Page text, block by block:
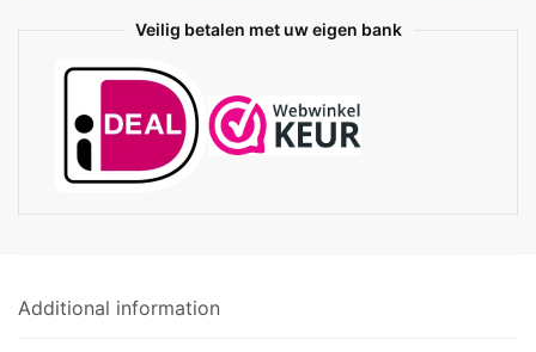
Veilig betalen met uw eigen bank
Additional information